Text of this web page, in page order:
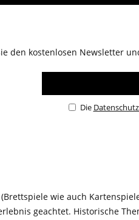
den kostenlosen Newsletter
Die
wie auch
geachtet. Historische